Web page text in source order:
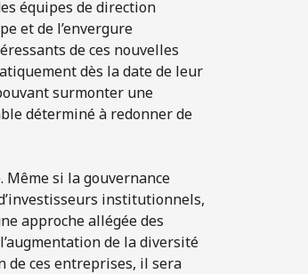
équipes de direction
et de l’envergure
de ces nouvelles
dès la date de leur
surmonter une
déterminé à redonner de
si la gouvernance
institutionnels,
approche allégée des
de la diversité
de ces entreprises, il sera